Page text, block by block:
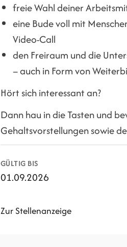
freie Wahl deiner
eine Bude voll mit
Video-Call
den Freiraum und die
– auch in Form von
Hört sich interessant an?
Dann hau in die Tasten und
Gehaltsvorstellungen sowie
GÜLTIG BIS
01.09.2026
Zur Stellenanzeige